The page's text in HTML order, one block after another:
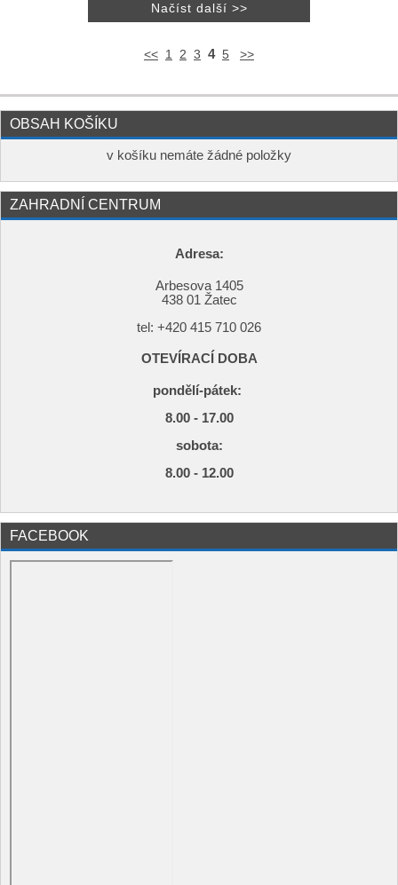
<< 1 2 3 4 5 >>
OBSAH KOŠÍKU
v košíku nemáte žádné položky
ZAHRADNÍ CENTRUM
Adresa:
Arbesova 1405
438 01 Žatec
tel: +420 415 710 026
OTEVÍRACÍ DOBA
pondělí-pátek:
8.00 - 17.00
sobota:
8.00 - 12.00
FACEBOOK